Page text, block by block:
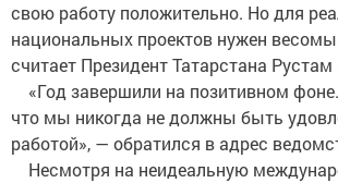
свою работу положительно. Но для
национальных проектов нужен
считает Президент Татарстана
«Год завершили на позитивном
что мы никогда не должны быть
работой», — обратился в адрес
Несмотря на неидеальную